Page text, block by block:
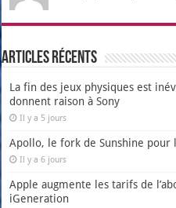
Articles récents
La fin des jeux physiques est
donnent raison à Sony
Il y a 5 jours
Apollo, le fork de Sunshine pour
Il y a 6 jours
Apple augmente les tarifs de
iGeneration